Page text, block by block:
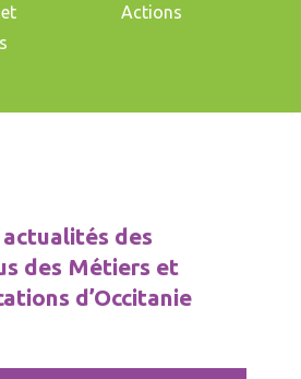
Actions
actualités des
des Métiers et
d’Occitanie